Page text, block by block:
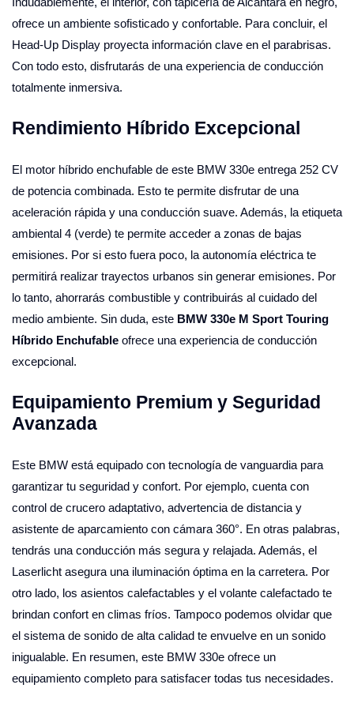
ofrece un ambiente sofisticado y confortable. Para concluir, el
Head-Up Display proyecta información clave en el parabrisas.
Con todo esto, disfrutarás de una experiencia de conducción
totalmente inmersiva.
Rendimiento Híbrido Excepcional
El motor híbrido enchufable de este BMW 330e entrega 252 CV
de potencia combinada. Esto te permite disfrutar de una
aceleración rápida y una conducción suave. Además, la etiqueta
ambiental 4 (verde) te permite acceder a zonas de bajas
emisiones. Por si esto fuera poco, la autonomía eléctrica te
permitirá realizar trayectos urbanos sin generar emisiones. Por
lo tanto, ahorrarás combustible y contribuirás al cuidado del
medio ambiente. Sin duda, este BMW 330e M Sport Touring
Híbrido Enchufable ofrece una experiencia de conducción
excepcional.
Equipamiento Premium y Seguridad
Avanzada
Este BMW está equipado con tecnología de vanguardia para
garantizar tu seguridad y confort. Por ejemplo, cuenta con
control de crucero adaptativo, advertencia de distancia y
asistente de aparcamiento con cámara 360°. En otras palabras,
tendrás una conducción más segura y relajada. Además, el
Laserlicht asegura una iluminación óptima en la carretera. Por
otro lado, los asientos calefactables y el volante calefactado te
brindan confort en climas fríos. Tampoco podemos olvidar que
el sistema de sonido de alta calidad te envuelve en un sonido
inigualable. En resumen, este BMW 330e ofrece un
equipamiento completo para satisfacer todas tus necesidades.